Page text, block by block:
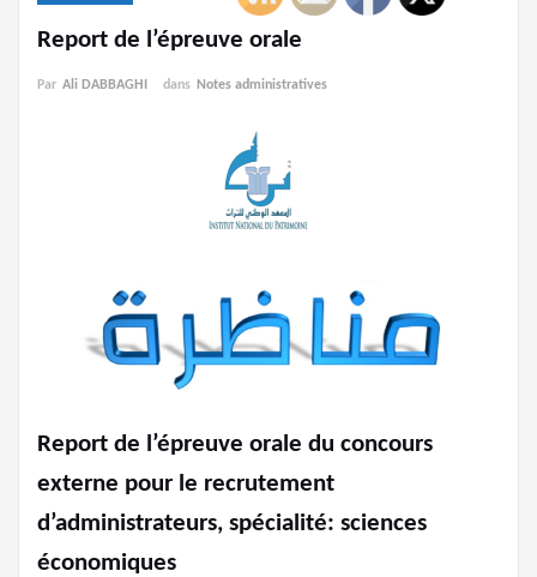
Report de l’épreuve orale
Par Ali DABBAGHI dans Notes administratives
Report de l’épreuve orale du concours
externe pour le recrutement
d’administrateurs, spécialité: sciences
économiques